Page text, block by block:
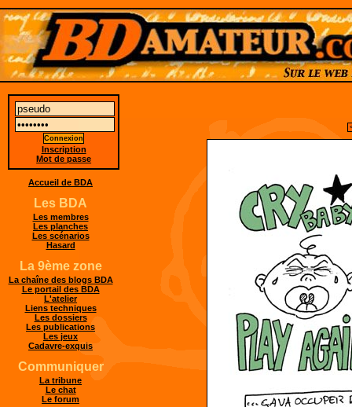
Inscription
Mot de passe
Accueil de BDA
Les BDA
Les membres
Les planches
Les scénarios
Hasard
La 9ème zone
La chaîne des blogs BDA
Le portail des BDA
L'atelier
Liens techniques
Les dossiers
Les publications
Les jeux
Cadavre-exquis
Communiquer
La tribune
Le chat
Le forum